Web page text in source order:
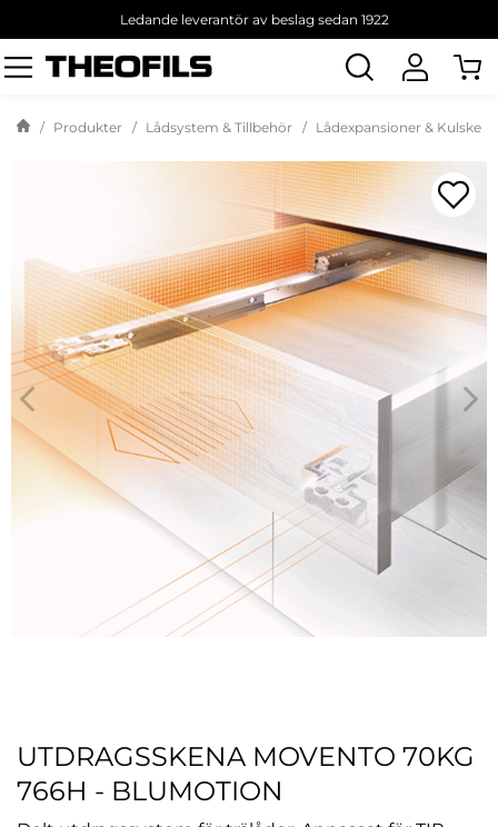
Ledande leverantör av beslag sedan 1922
Sök
produkt
Produkter Lådsystem & Tillbehör Lådexpansioner &
UTDRAGSSKENA MOVENTO 70KG
766H - BLUMOTION